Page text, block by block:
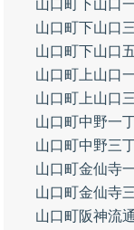
山口町下山口
山口町下山口
山口町下山口
山口町上山口
山口町上山口
山口町中野一
山口町中野三
山口町金仙寺
山口町金仙寺
山口町阪神流